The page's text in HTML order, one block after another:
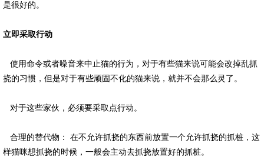
是很好的。
立即采取行动
使用命令或者噪音来中止猫的行为，对于有些猫来说可能会改掉乱抓
挠的习惯，但是对于有些顽固不化的猫来说，就并不会那么灵了。
对于这些家伙，必须要采取点行动。
合理的替代物： 在不允许抓挠的东西前放置一个允许抓挠的抓桩，这
样猫咪想抓挠的时候，一般会主动去抓挠放置好的抓桩。